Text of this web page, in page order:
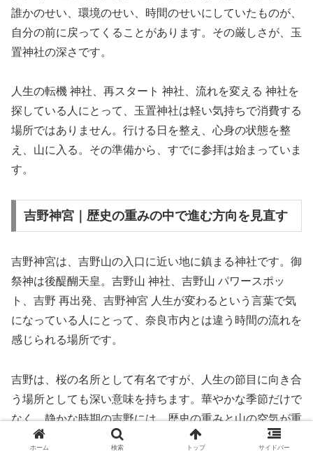
誰かのせい、環境のせい、時間のせいにしていたものが、
自分の前に戻ってくることがあります。その厳しさが、玉
置神社の深さです。
人生の転機 神社、再スタート 神社、流れを変える 神社を
探している人にとって、玉置神社は軽い気持ちで消費する
場所ではありません。行ける日を整え、心身の状態を整
え、山に入る。その準備から、すでに参拝は始まっていま
す。
吉野神宮｜歴史の重みの中で進む方向を見直す
吉野神宮は、吉野山の入口に近い地に鎮まる神社です。御
祭神は後醍醐天皇。吉野山 神社、吉野山 パワースポッ
ト、吉野 再出発、吉野神宮 人生が変わるという言葉で気
になっている人にとって、奈良市内とは違う時間の流れを
感じられる場所です。
吉野は、桜の名所として有名ですが、人生の節目に向き合
う場所としても深い意味を持ちます。華やかな季節だけで
なく、静かな時期の吉野には、歴史の重みと山の空気が重
なります。自分の願いがすぐに形になるかどうかではな
ホーム 検索 トップ サイドバー